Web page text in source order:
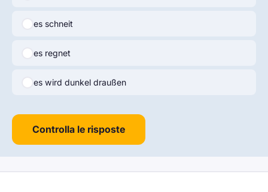
es schneit
es regnet
es wird dunkel draußen
Controlla le risposte